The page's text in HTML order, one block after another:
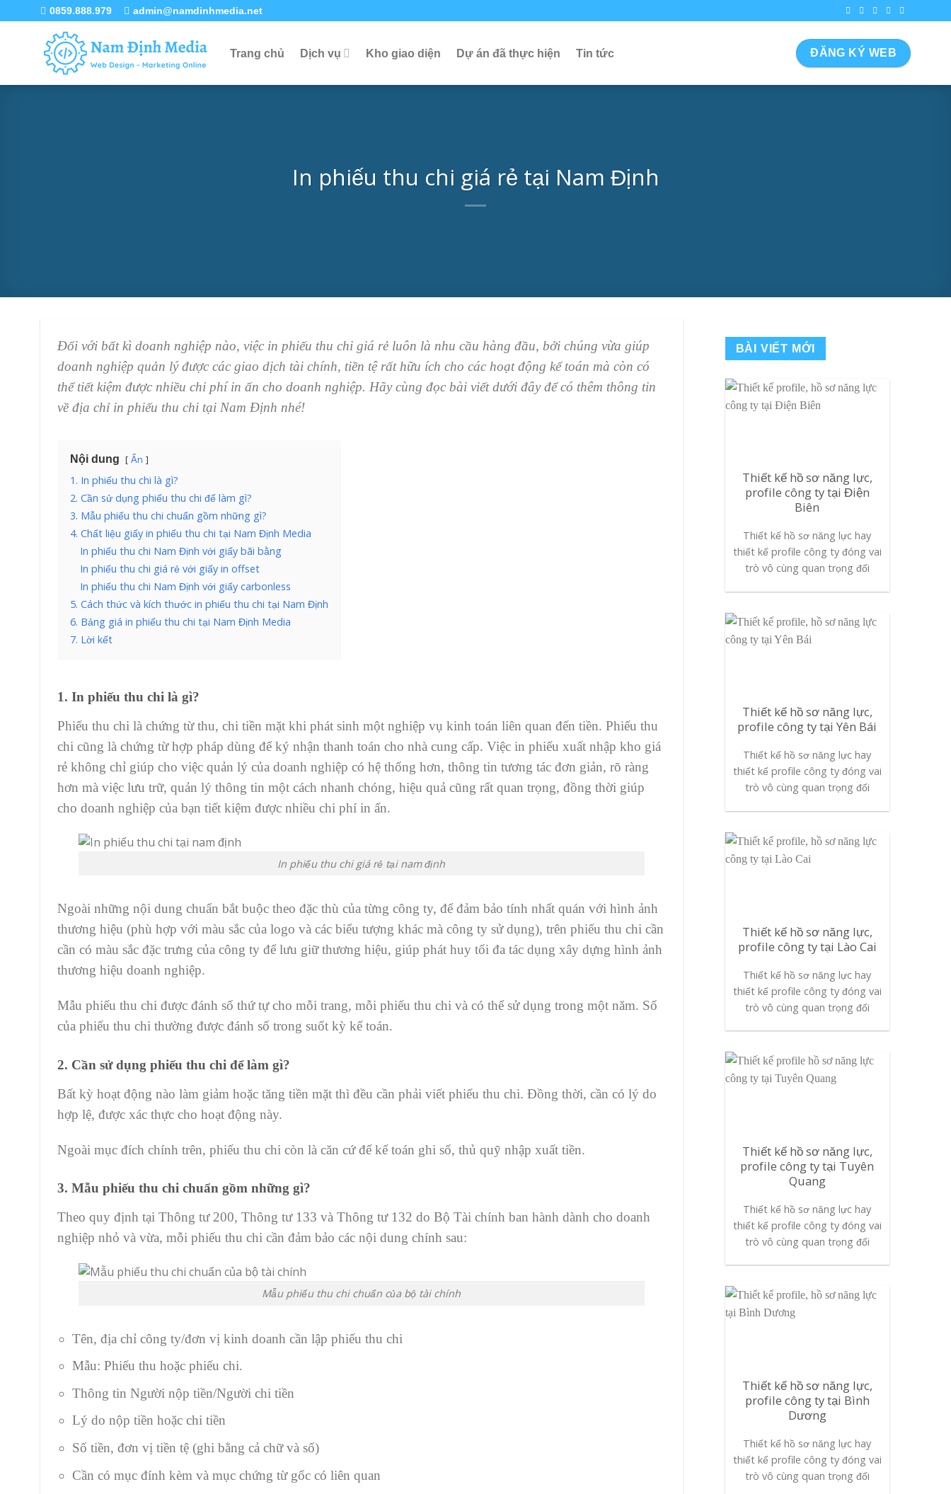
to
0859.888.979 admin@namdinhmedia.net
Trang chủ Dịch vụ Kho giao diện Dự án đã thực hiện Tin tức ĐĂNG KÝ WEB
In phiếu thu chi giá rẻ tại Nam Định
Đối với bất kì doanh nghiệp nào, việc in phiếu thu chi giá rẻ luôn là nhu cầu hàng đầu, bởi chúng vừa giúp
doanh nghiệp quản lý được các giao dịch tài chính, tiền tệ rất hữu ích cho các hoạt động kế toán mà còn có
thể tiết kiệm được nhiều chi phí in ấn cho doanh nghiệp. Hãy cùng đọc bài viết dưới đây để có thêm thông tin
về địa chỉ in phiếu thu chi tại Nam Định nhé!
Nội dung Ẩn
1. In phiếu thu chi là gì?
2. Cần sử dụng phiếu thu chi để làm gì?
3. Mẫu phiếu thu chi chuẩn gồm những gì?
4. Chất liệu giấy in phiếu thu chi tại Nam Định Media
In phiếu thu chi Nam Định với giấy bãi bằng
In phiếu thu chi giá rẻ với giấy in offset
In phiếu thu chi Nam Định với giấy carbonless
5. Cách thức và kích thước in phiếu thu chi tại Nam Định
6. Bảng giá in phiếu thu chi tại Nam Định Media
7. Lời kết
1. In phiếu thu chi là gì?
Phiếu thu chi là chứng từ thu, chi tiền mặt khi phát sinh một nghiệp vụ kinh toán liên quan đến tiền. Phiếu thu
chi cũng là chứng từ hợp pháp dùng để ký nhận thanh toán cho nhà cung cấp. Việc in phiếu xuất nhập kho giá
rẻ không chỉ giúp cho việc quản lý của doanh nghiệp có hệ thống hơn, thông tin tương tác đơn giản, rõ ràng
hơn mà việc lưu trữ, quản lý thông tin một cách nhanh chóng, hiệu quả cũng rất quan trọng, đồng thời giúp
cho doanh nghiệp của bạn tiết kiệm được nhiều chi phí in ấn.
In phiếu thu chi giá rẻ tại nam định
Ngoài những nội dung chuẩn bắt buộc theo đặc thù của từng công ty, để đảm bảo tính nhất quán với hình ảnh
thương hiệu (phù hợp với màu sắc của logo và các biểu tượng khác mà công ty sử dụng), trên phiếu thu chi cần
cần có màu sắc đặc trưng của công ty để lưu giữ thương hiệu, giúp phát huy tối đa tác dụng xây dựng hình ảnh
thương hiệu doanh nghiệp.
Mẫu phiếu thu chi được đánh số thứ tự cho mỗi trang, mỗi phiếu thu chi và có thể sử dụng trong một năm. Số
của phiếu thu chi thường được đánh số trong suốt kỳ kế toán.
2. Cần sử dụng phiếu thu chi để làm gì?
Bất kỳ hoạt động nào làm giảm hoặc tăng tiền mặt thì đều cần phải viết phiếu thu chi. Đồng thời, cần có lý do
hợp lệ, được xác thực cho hoạt động này.
Ngoài mục đích chính trên, phiếu thu chi còn là căn cứ để kế toán ghi sổ, thủ quỹ nhập xuất tiền.
3. Mẫu phiếu thu chi chuẩn gồm những gì?
Theo quy định tại Thông tư 200, Thông tư 133 và Thông tư 132 do Bộ Tài chính ban hành dành cho doanh
nghiệp nhỏ và vừa, mỗi phiếu thu chi cần đảm bảo các nội dung chính sau:
Mẫu phiếu thu chi chuẩn của bộ tài chính
Tên, địa chỉ công ty/đơn vị kinh doanh cần lập phiếu thu chi
Mẫu: Phiếu thu hoặc phiếu chi.
Thông tin Người nộp tiền/Người chi tiền
Lý do nộp tiền hoặc chi tiền
Số tiền, đơn vị tiền tệ (ghi bằng cả chữ và số)
Cần có mục đính kèm và mục chứng từ gốc có liên quan
BÀI VIẾT MỚI
Thiết kế hồ sơ năng lực,
profile công ty tại Điện
Biên
Thiết kế hồ sơ năng lực hay
thiết kế profile công ty đóng vai
trò vô cùng quan trọng đối
Thiết kế hồ sơ năng lực,
profile công ty tại Yên Bái
Thiết kế hồ sơ năng lực hay
thiết kế profile công ty đóng vai
trò vô cùng quan trọng đối
Thiết kế hồ sơ năng lực,
profile công ty tại Lào Cai
Thiết kế hồ sơ năng lực hay
thiết kế profile công ty đóng vai
trò vô cùng quan trọng đối
Thiết kế hồ sơ năng lực,
profile công ty tại Tuyên
Quang
Thiết kế hồ sơ năng lực hay
thiết kế profile công ty đóng vai
trò vô cùng quan trọng đối
Thiết kế hồ sơ năng lực,
profile công ty tại Bình
Dương
Thiết kế hồ sơ năng lực hay
thiết kế profile công ty đóng vai
trò vô cùng quan trọng đối